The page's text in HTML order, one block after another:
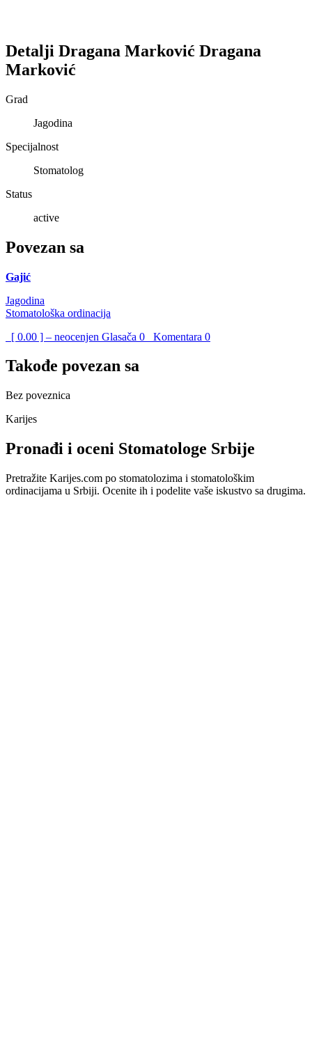
Detalji Dragana Marković Dragana
Marković
Grad
Jagodina
Specijalnost
Stomatolog
Status
active
Povezan sa
Gajić
Jagodina
Stomatološka ordinacija
[ 0.00 ] – neocenjen Glasača 0 Komentara 0
Takođe povezan sa
Bez poveznica
Karijes
Pronađi i oceni Stomatologe Srbije
Pretražite Karijes.com po stomatolozima i stomatološkim
ordinacijama u Srbiji. Ocenite ih i podelite vaše iskustvo sa drugima.